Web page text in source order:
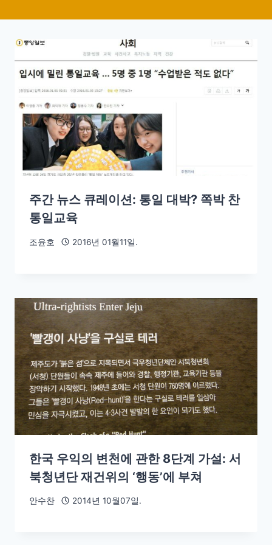
주간 뉴스 큐레이션: 통일 대박? 쪽박 찬
통일교육
조윤호 2016년 01월11일.
한국 우익의 변천에 관한 8단계 가설: 서
북청년단 재건위의 ‘행동’에 부쳐
안수찬 2014년 10월07일.